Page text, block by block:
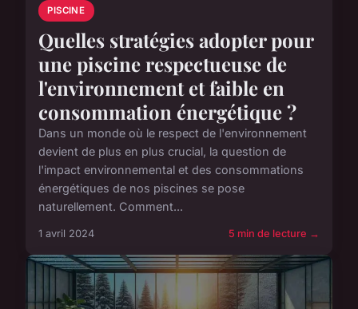
PISCINE
Quelles stratégies adopter pour
une piscine respectueuse de
l'environnement et faible en
consommation énergétique ?
Dans un monde où le respect de l'environnement
devient de plus en plus crucial, la question de
l'impact environnemental et des consommations
énergétiques de nos piscines se pose
naturellement. Comment...
1 avril 2024 5 min de lecture →